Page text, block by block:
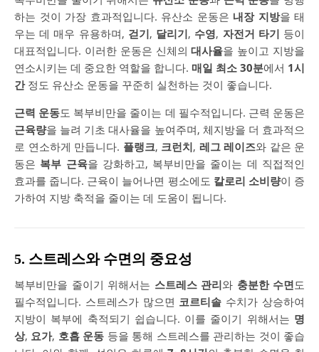
하는 것이 가장 효과적입니다. 유산소 운동은 내장 지방을 태
우는 데 매우 유용하며, 걷기, 달리기, 수영, 자전거 타기 등이
대표적입니다. 이러한 운동은 신체의대사율을 높이고 지방을
연소시키는 데 중요한 역할을 합니다. 매일 최소 30분에서 1시
간정도 유산소 운동을 꾸준히 실천하는 것이 좋습니다.
근력 운동도 복부비만을 줄이는 데 필수적입니다. 근력 운동은
근육량을 늘려 기초 대사율을 높여주며, 체지방을 더 효과적으
로 연소하게 만듭니다. 플랭크, 크런치, 레그 레이즈와 같은 운
동은 복부 근육을 강화하고, 복부비만을 줄이는 데 직접적인
효과를 줍니다. 근육이 늘어나면 평소에도 칼로리 소비량이 증
가하여 지방 축적을 줄이는 데 도움이 됩니다.
5. 스트레스와 수면의 중요성
복부비만을 줄이기 위해서는 스트레스 관리와 충분한 수면도
필수적입니다. 스트레스가 많으면 코르티솔 수치가 상승하여
지방이 복부에 축적되기 쉽습니다. 이를 줄이기 위해서는 명
상, 요가, 호흡 운동 등을 통해 스트레스를 관리하는 것이 좋습